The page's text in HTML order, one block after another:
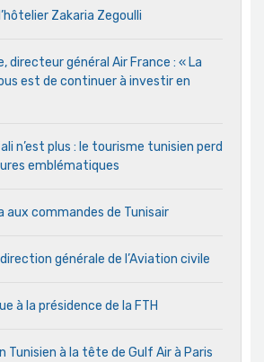
Zakaria Zegoulli
directeur général Air France : « La
est de continuer à investir en
n’est plus : le tourisme tunisien perd
emblématiques
aux commandes de Tunisair
générale de l’Aviation civile
à la présidence de la FTH
Tunisien à la tête de Gulf Air à Paris